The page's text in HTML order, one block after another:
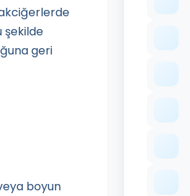
şekilde
geri
boyun